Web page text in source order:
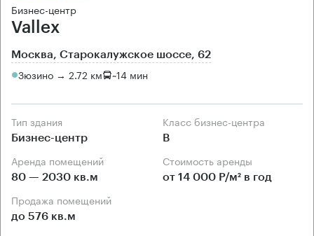
Бизнес-центр
Vallex
Москва, Старокалужское шоссе, 62
Зюзино → 2.72 км ~14 мин
Тип здания
Бизнес-центр
Класс бизнес-центра
B
Аренда помещений
80 — 2030 кв.м
Стоимость аренды
от 14 000 Р/м² в год
Продажа помещений
до 576 кв.м